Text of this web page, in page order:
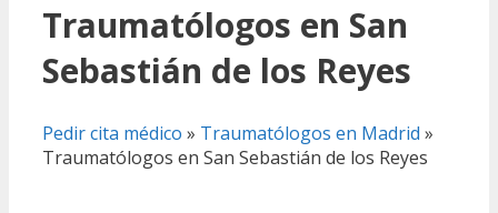
Traumatólogos en San
Sebastián de los Reyes
Pedir cita médico » Traumatólogos en Madrid »
Traumatólogos en San Sebastián de los Reyes